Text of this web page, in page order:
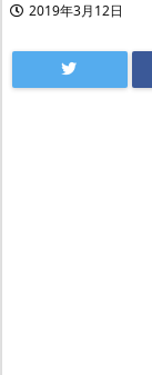
2019年3月12日